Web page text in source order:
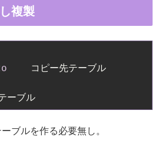
複製
    コピー先テーブル
ブルを作る必要無し。